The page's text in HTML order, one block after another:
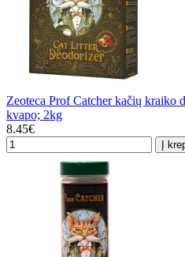
Zeoteca Prof Catcher kačių kraiko
kvapo; 2kg
8.45€
Į